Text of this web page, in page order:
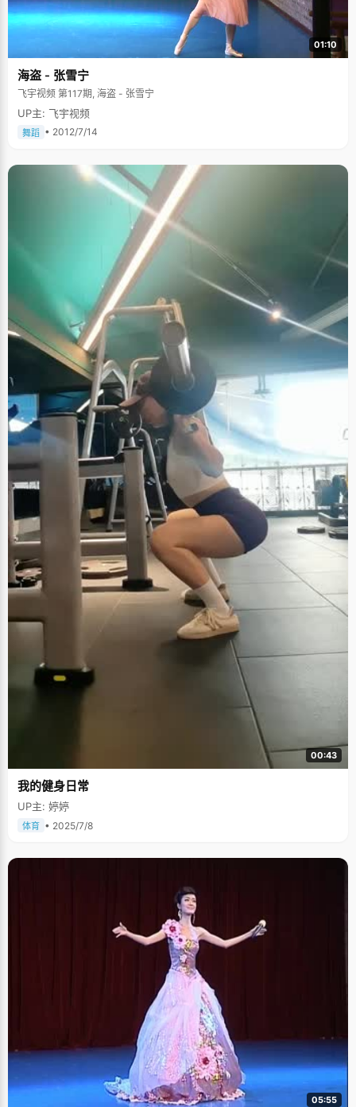
01:10
海盗 - 张雪宁
飞宇视频 第117期, 海盗 - 张雪宁
UP主: 飞宇视频
舞蹈 • 2012/7/14
00:43
我的健身日常
UP主: 婷婷
体育 • 2025/7/8
05:55